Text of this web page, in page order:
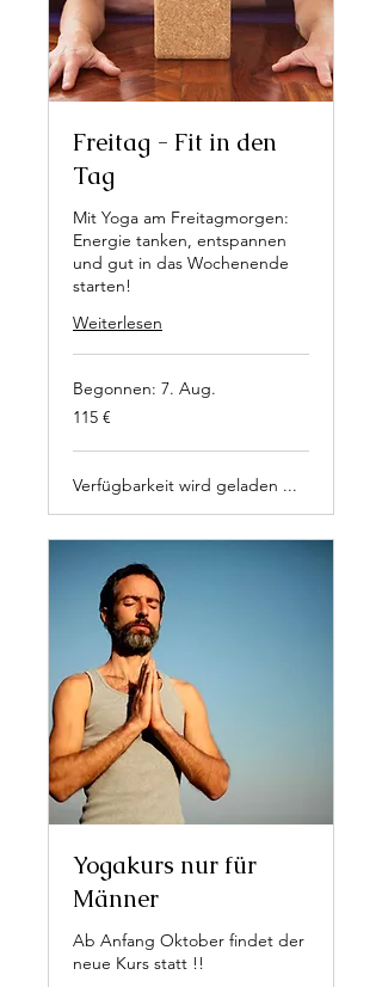
Freitag - Fit in den
Tag
Mit Yoga am Freitagmorgen:
Energie tanken, entspannen
und gut in das Wochenende
starten!
Weiterlesen
Begonnen: 7. Aug.
115
Euro
115 €
Verfügbarkeit wird geladen ...
Yogakurs nur für
Männer
Ab Anfang Oktober findet der
neue Kurs statt !!